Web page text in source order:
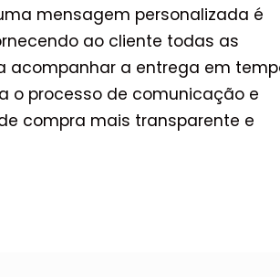
mensagem personalizada é
ao cliente todas as
acompanhar a entrega em
o processo de comunicação e
compra mais transparente e